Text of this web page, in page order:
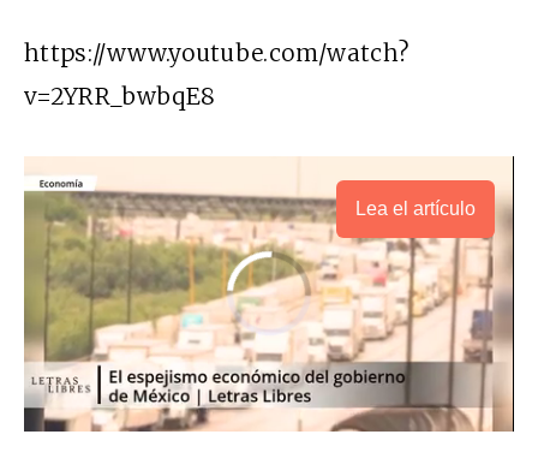
https://www.youtube.com/watch?
v=2YRR_bwbqE8
Lea el artículo